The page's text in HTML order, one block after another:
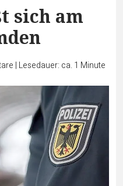
sich am
| Lesedauer: ca. 1 Minute